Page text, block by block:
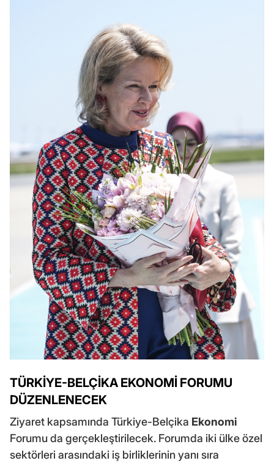
TÜRKİYE-BELÇİKA EKONOMİ FORUMU
DÜZENLENECEK
Ziyaret kapsamında Türkiye-Belçika Ekonomi
Forumu da gerçekleştirilecek. Forumda iki ülke özel
sektörleri arasındaki iş birliklerinin yanı sıra